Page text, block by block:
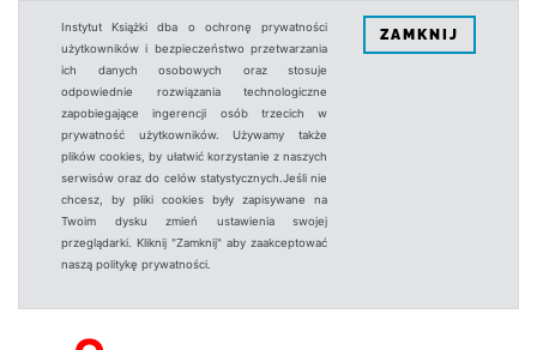
Instytut Książki dba o ochronę prywatności
użytkowników i bezpieczeństwo przetwarzania
ich danych osobowych oraz stosuje
odpowiednie rozwiązania technologiczne
zapobiegające ingerencji osób trzecich w
prywatność użytkowników. Używamy także
plików cookies, by ułatwić korzystanie z naszych
serwisów oraz do celów statystycznych.Jeśli nie
chcesz, by pliki cookies były zapisywane na
Twoim dysku zmień ustawienia swojej
przeglądarki. Kliknij "Zamknij" aby zaakceptować
naszą politykę prywatności.
ZAMKNIJ